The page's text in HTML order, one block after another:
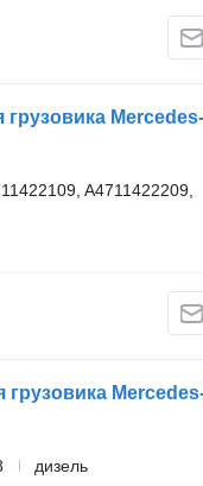
A4711422209,
грузовика
дизель